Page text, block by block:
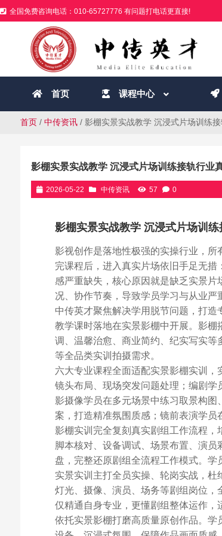
全国免费咨询电话：010-65727776 有问题打电话更直接!
首页 课程中心
首页/ 中传资讯/ 影棚实景实战教学 沉浸式片场训练
影棚实景实战教学 沉浸式片场训练接轨行业
2026-05-22 中传资讯 57 0
影棚实景实战教学 沉浸式片场训
影视创作是落地性极强的实操行业，
完课程后，进入真实片场依旧手足无
感严重缺失，核心原因就是缺乏实景
况、协作节奏，导致学员学习与从业严
中传英才聚焦解决学用脱节问题，打
教学课时落地在实景影棚中开展。影
调、温馨治愈、商业简约、纪实写实
等全品类实训拍摄需求。
六大专业课程全面适配实景影棚实训，
镜头布局、现场突发问题处理；编剧
影摄像学员在多元场景中练习取景构
案，打造精准氛围质感；镜前表演学员
影棚实训完全复刻真实剧组工作流程
脚本核对、设备调试、场景布置、演
盘，完整还原剧组全流程工作模式。学
实景实训主打全员实操、轮岗实战，杜
灯光、摄像、演员、场务等剧组岗位
仅精通自身专业，更懂剧组整体运作，
依托实景影棚打磨高质量原创作品。